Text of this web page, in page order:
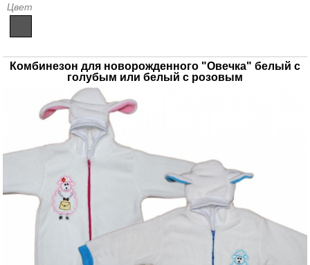
Цвет
Комбинезон для новорожденного "Овечка" белый с
голубым или белый с розовым